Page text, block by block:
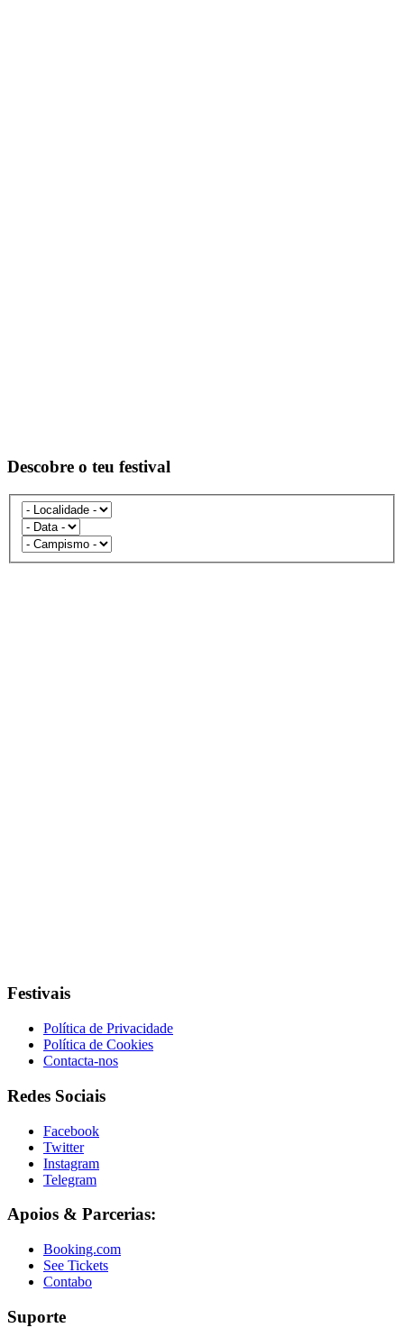
Descobre o teu festival
Festivais
Política de Privacidade
Política de Cookies
Contacta-nos
Redes Sociais
Facebook
Twitter
Instagram
Telegram
Apoios & Parcerias:
Booking.com
See Tickets
Contabo
Suporte